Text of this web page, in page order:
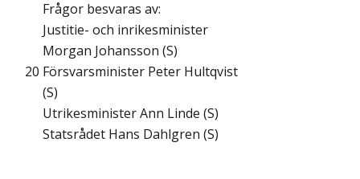
20
Frågor besvaras av:
Justitie- och inrikesminister
Morgan Johansson (S)
Försvarsminister Peter Hultqvist
(S)
Utrikesminister Ann Linde (S)
Statsrådet Hans Dahlgren (S)